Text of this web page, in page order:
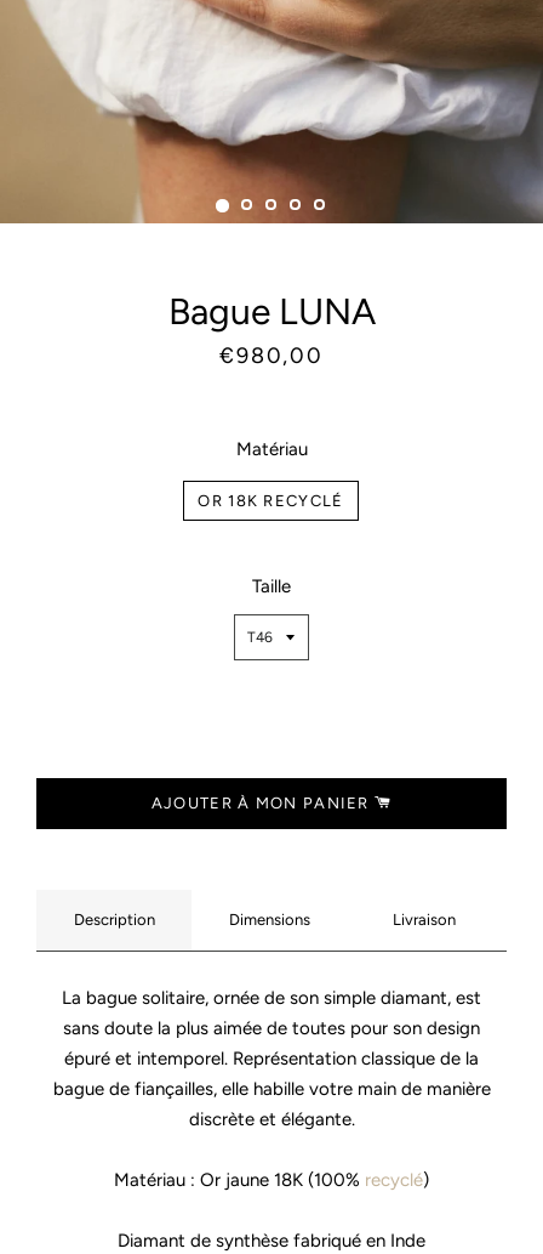
Bague LUNA
Prix
Prix
€980,00
Matériau
OR 18K RECYCLÉ
Taille
AJOUTER À MON PANIER
Description Dimensions Livraison
La bague solitaire, ornée de son simple diamant, est
sans doute la plus aimée de toutes pour son design
épuré et intemporel. Représentation classique de la
bague de fiançailles, elle habille votre main de manière
discrète et élégante.
Matériau : Or jaune 18K (100% recyclé)
Diamant de synthèse fabriqué en Inde